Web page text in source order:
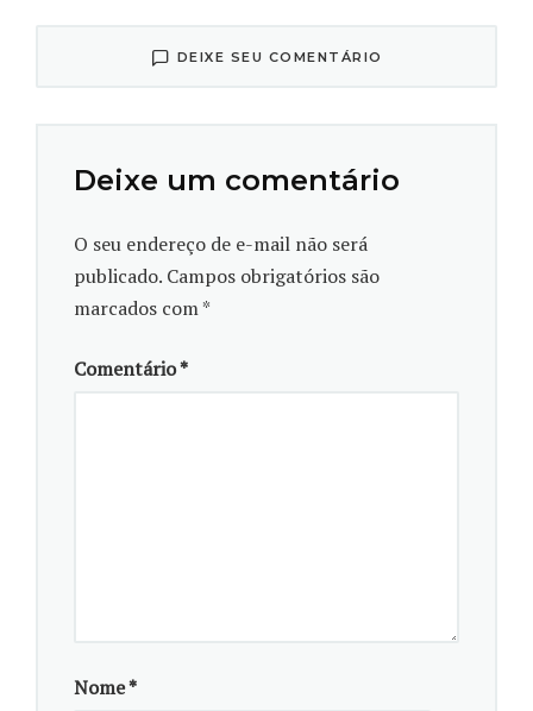
DEIXE SEU COMENTÁRIO
Deixe um comentário
O seu endereço de e-mail não será
publicado. Campos obrigatórios são
marcados com*
Comentário*
Nome*